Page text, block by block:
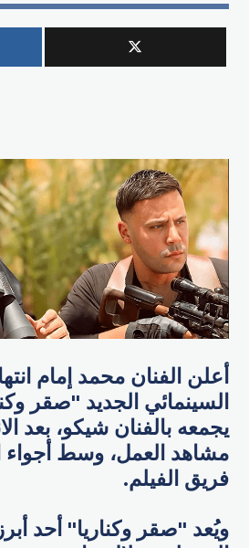
أعلن الفنان محمد إمام
السينمائي الجديد "صقر
يجمعه بالفنان شيكو، بعد
مشاهد العمل، وسط أجواء
فريق الفيلم.
ويُعد "صقر وكناريا" أحد